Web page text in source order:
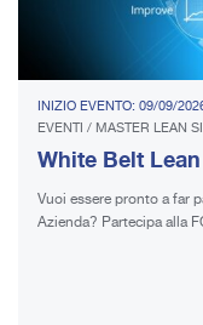
INIZIO EVENTO: 09/09/
EVENTI / MASTER LEAN
White Belt
Vuoi essere pronto a far
Azienda? Partecipa alla